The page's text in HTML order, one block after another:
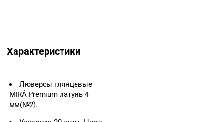
Характеристики
Люверсы глянцевые
MIRÁ Premium латунь 4
мм(№2).